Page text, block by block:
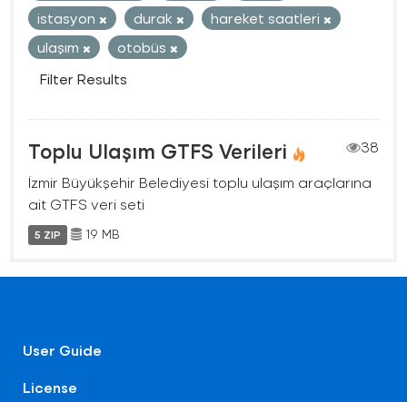
istasyon
durak
hareket saatleri
ulaşım
otobüs
Filter Results
Toplu Ulaşım GTFS Verileri
38
İzmir Büyükşehir Belediyesi toplu ulaşım araçlarına
ait GTFS veri seti
5 ZIP 19 MB
User Guide
License